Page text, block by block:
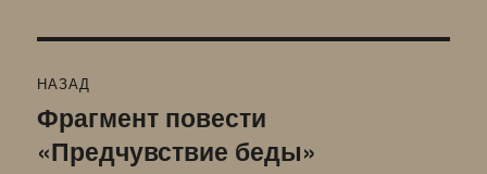
по
записям
НАЗАД
Предыдущая
запись:
Фрагмент повести
«Предчувствие беды»